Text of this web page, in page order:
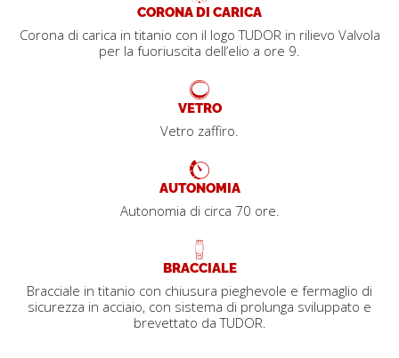
CORONA DI CARICA
Corona di carica in titanio con il logo TUDOR in rilievo Valvola
per la fuoriuscita dell’elio a ore 9.
VETRO
Vetro zaffiro.
AUTONOMIA
Autonomia di circa 70 ore.
BRACCIALE
Bracciale in titanio con chiusura pieghevole e fermaglio di
sicurezza in acciaio, con sistema di prolunga sviluppato e
brevettato da TUDOR.